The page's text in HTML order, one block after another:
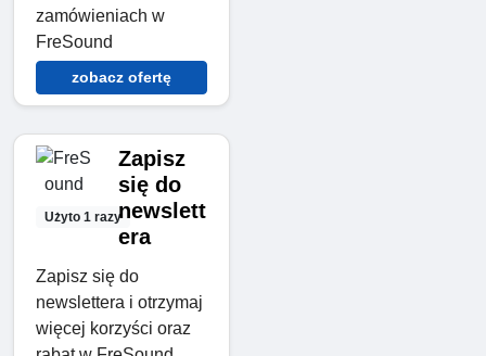
zamówieniach w
FreSound
zobacz ofertę
Użyto 1 razy
Zapisz
się do
newslett
era
Zapisz się do
newslettera i otrzymaj
więcej korzyści oraz